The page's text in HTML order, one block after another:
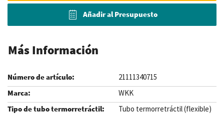
Añadir al Presupuesto
Más Información
21111340715
WKK
Tubo termorretráctil (flexible)